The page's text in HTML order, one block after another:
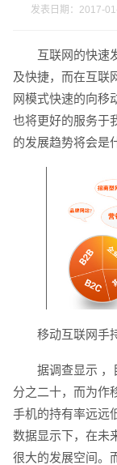
发表日期：2017-
互联网的快速发
及快捷，而在互联
网模式快速的向移
也将更好的服务于
的发展趋势将会是
移动互联网手持
据调查显示 ，目
分之二十，而为作
手机的持有率远远
数据显示下，在未
很大的发展空间。
请
电话